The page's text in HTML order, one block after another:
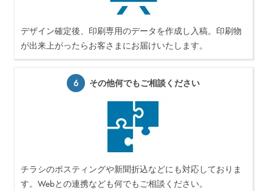
デザイン確定後、印刷専用のデータを作成し入稿。印刷物
が出来上がったらお客さまにお届けいたします。
6 その他何でもご相談ください
チラシのポスティングや新聞折込などにも対応しておりま
す。Webとの連携なども何でもご相談ください。